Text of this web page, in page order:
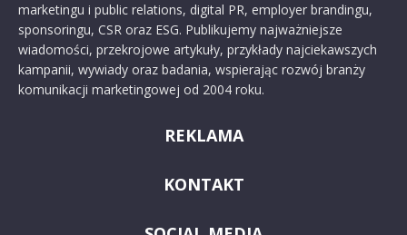
marketingu i public relations, digital PR, employer brandingu,
sponsoringu, CSR oraz ESG. Publikujemy najważniejsze
wiadomości, przekrojowe artykuły, przykłady najciekawszych
kampanii, wywiady oraz badania, wspierając rozwój branży
komunikacji marketingowej od 2004 roku.
REKLAMA
KONTAKT